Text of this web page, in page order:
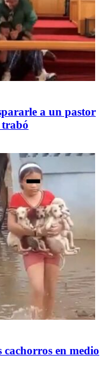
a un pastor
trabó
en medio